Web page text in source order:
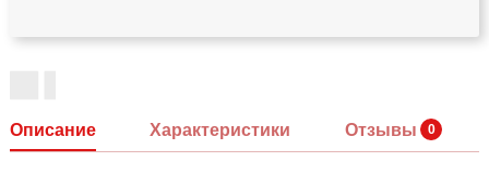
Описание Характеристики Отзывы